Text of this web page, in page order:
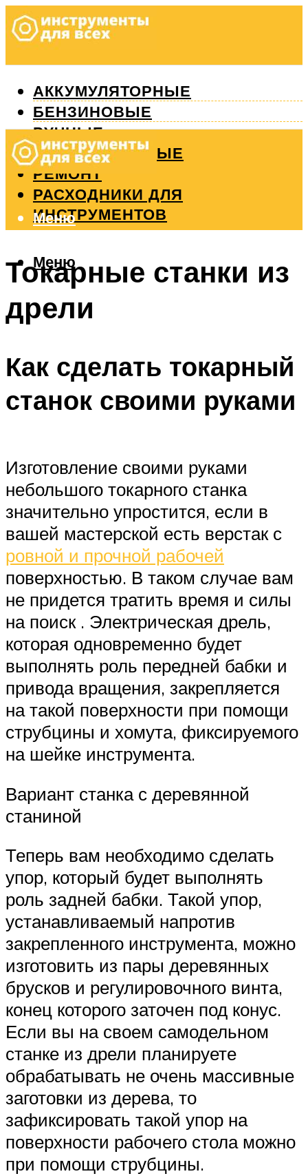
АККУМУЛЯТОРНЫЕ
БЕНЗИНОВЫЕ
РУЧНЫЕ
ИЗМЕРИТЕЛЬНЫЕ
РЕМОНТ
РАСХОДНИКИ ДЛЯ
ИНСТРУМЕНТОВ
Меню
Меню
Токарные станки из
дрели
Как сделать токарный
станок своими руками
Изготовление своими руками
небольшого токарного станка
значительно упростится, если в
вашей мастерской есть верстак с
ровной и прочной рабочей
поверхностью. В таком случае вам
не придется тратить время и силы
на поиск . Электрическая дрель,
которая одновременно будет
выполнять роль передней бабки и
привода вращения, закрепляется
на такой поверхности при помощи
струбцины и хомута, фиксируемого
на шейке инструмента.
Вариант станка с деревянной
станиной
Теперь вам необходимо сделать
упор, который будет выполнять
роль задней бабки. Такой упор,
устанавливаемый напротив
закрепленного инструмента, можно
изготовить из пары деревянных
брусков и регулировочного винта,
конец которого заточен под конус.
Если вы на своем самодельном
станке из дрели планируете
обрабатывать не очень массивные
заготовки из дерева, то
зафиксировать такой упор на
поверхности рабочего стола можно
при помощи струбцины.